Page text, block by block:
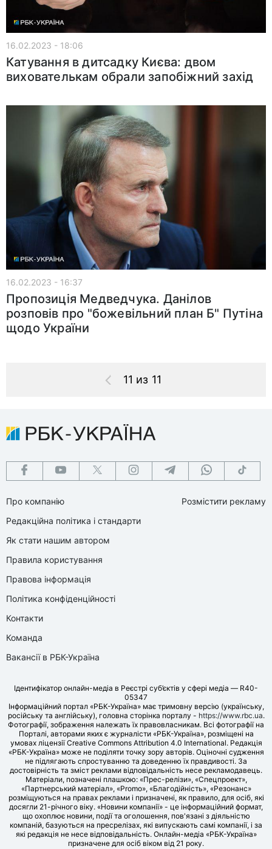
16.02.2023 - 18:06
Катування в дитсадку Києва: двом
вихователькам обрали запобіжний захід
16.02.2023 - 16:37
Пропозиція Медведчука. Данілов
розповів про "божевільний план Б" Путіна
щодо України
11 из 11
Про компанію
Редакційна політика і стандарти
Як стати нашим автором
Правила користування
Правова інформація
Політика конфіденційності
Контакти
Команда
Вакансії в РБК-Україна
Розмістити рекламу
Ідентифікатор онлайн-медіа в Реєстрі суб’єктів у сфері медіа — R40-
05347
Інформаційний портал «РБК-Україна» має тримовну версію (українську,
російську та англійську), головна сторінка порталу - https://www.rbc.ua.
Фотографії, зображення належать їх правовласникам. Всі фотографії на
Порталі, авторами яких є журналісти «РБК-Україна», розміщені на
умовах ліцензії Creative Commons Attribution 4.0 International. Редакція
«РБК-Україна» може не поділяти точку зору авторів. Оціночні судження
не підлягають спростуванню та доведенню їх правдивості. За
достовірність та зміст реклами відповідальність несе рекламодавець.
Матеріали, позначені плашкою: «Прес-релізи», «Спецпроект»,
«Партнерський матеріал», «Promo», «Благодійність», «Резонанс»
розміщуються на правах реклами і призначені, як правило, для осіб, які
досягли 21-річного віку. «Новини компанії» - це інформаційний формат,
що охоплює новини, події та оголошення, пов'язані з діяльністю
компаній, базуються на пресрелізах, які випускають самі компанії, і за
які редакція не несе відповідальність. Онлайн-медіа «РБК-Україна»
призначене для осіб віком від 21 року.